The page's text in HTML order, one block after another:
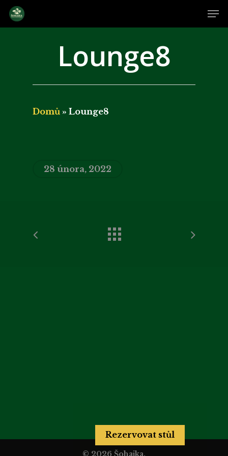
Skip
main
Lounge8
Domů » Lounge8
28 února, 2022
© 2026 Šohajka.
Rezervovat stůl